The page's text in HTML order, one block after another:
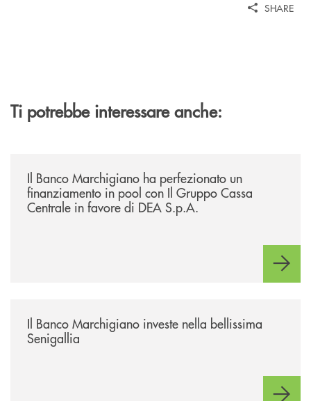
SHARE
Ti potrebbe interessare anche:
Il Banco Marchigiano ha perfezionato un
finanziamento in pool con Il Gruppo Cassa
Centrale in favore di DEA S.p.A.
Il Banco Marchigiano investe nella bellissima
Senigallia